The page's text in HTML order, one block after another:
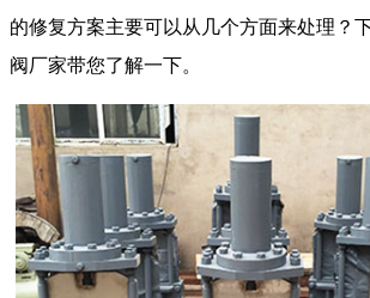
的修复方案主要可以从几个方面来处理？
阀厂家带您了解一下。